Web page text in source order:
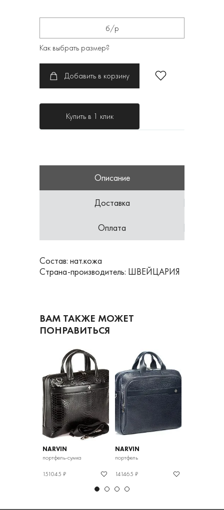
б/р
Как выбрать размер?
Добавить в корзину
Купить в 1 клик
Описание
Доставка
Оплата
Состав: нат.кожа
Страна-производитель: ШВЕЙЦАРИЯ
ВАМ ТАКЖЕ МОЖЕТ
ПОНРАВИТЬСЯ
NARVIN
портфель-сумка
151045 ₽
NARVIN
портфель
141465 ₽